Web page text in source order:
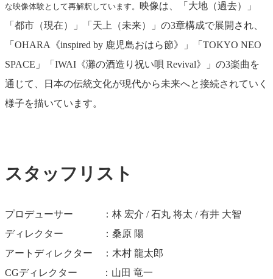
な映像体験として再解釈しています。 映像は、「大地（過去）」
「都市（現在）」「天上（未来）」の3章構成で展開され、
「OHARA《inspired by 鹿児島おはら節》」「TOKYO NEO
SPACE」「IWAI《灘の酒造り祝い唄 Revival》」の3楽曲を
通じて、日本の伝統文化が現代から未来へと接続されていく
様子を描いています。
スタッフリスト
プロデューサー ：林 宏介 / 石丸 将太 / 有井 大智
ディレクター ：桑原 陽
アートディレクター ：木村 龍太郎
CGディレクター ：山田 竜一